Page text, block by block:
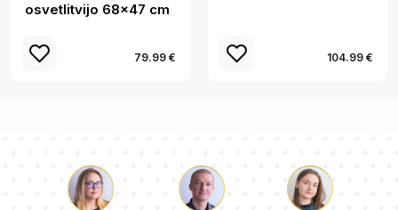
osvetlitvijo 68x47 cm
79.99 € 104.99 €